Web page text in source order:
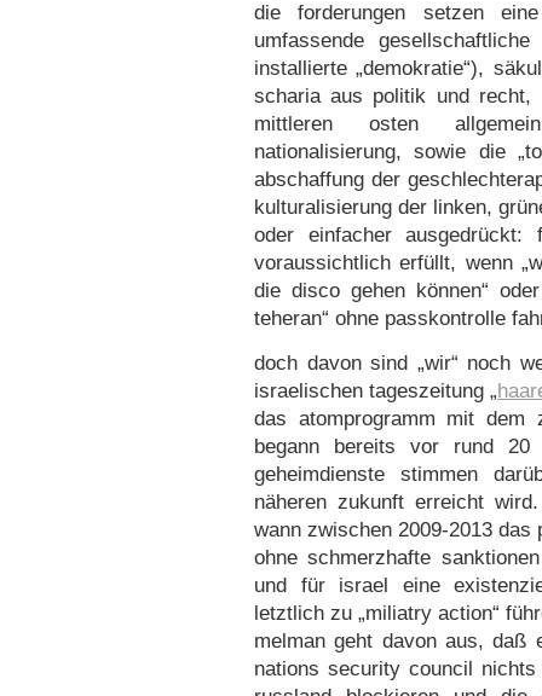
die forderungen setzen
umfassende
installierte „demokratie“),
scharia aus politik und recht,
mittleren osten
nationalisierung, sowie die
abschaffung der
kulturalisierung der linken,
oder einfacher
voraussichtlich erfüllt, wenn
die disco gehen können“
teheran“ ohne passkontrolle
doch davon sind „wir“ noch
israelischen tageszeitung „
das atomprogramm mit dem
begann bereits vor rund 20
geheimdienste stimmen
näheren zukunft erreicht
wann zwischen 2009-2013 das
ohne schmerzhafte
und für israel eine
letztlich zu „miliatry action“
melman geht davon aus, daß
nations security council